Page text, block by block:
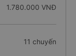
1.780.000 VNĐ
11 chuyến